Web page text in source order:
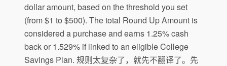
dollar amount, based on the threshold you set
(from $1 to $500). The total Round Up Amount is
considered a purchase and earns 1.25% cash
back or 1.529% if linked to an eligible College
Savings Plan. 规则太复杂了，就先不翻译了。先